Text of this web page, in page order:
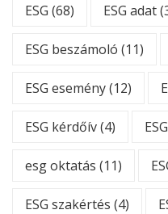
ESG (68) ESG adat
ESG beszámoló (11)
ESG esemény(12)
ESG kérdőív(4)
esg oktatás (11)
ESG szakértés (4)